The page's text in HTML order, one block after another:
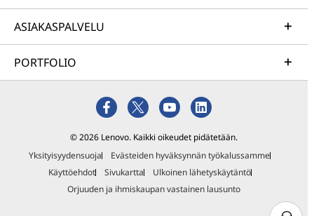
ASIAKASPALVELU
PORTFOLIO
© 2026 Lenovo. Kaikki oikeudet pidätetään.
Yksityisyydensuoja
Evästeiden hyväksynnän työkalussamme
Käyttöehdot
Sivukartta
Ulkoinen lähetyskäytäntö
Orjuuden ja ihmiskaupan vastainen lausunto